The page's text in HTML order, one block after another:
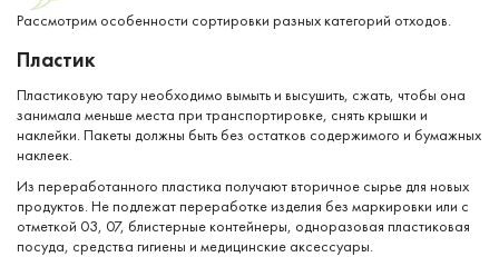
Рассмотрим особенности сортировки разных категорий отходов.
Пластик
Пластиковую тару необходимо вымыть и высушить, сжать, чтобы она
занимала меньше места при транспортировке, снять крышки и
наклейки. Пакеты должны быть без остатков содержимого и бумажных
наклеек.
Из переработанного пластика получают вторичное сырье для новых
продуктов. Не подлежат переработке изделия без маркировки или с
отметкой 03, 07, блистерные контейнеры, одноразовая пластиковая
посуда, средства гигиены и медицинские аксессуары.